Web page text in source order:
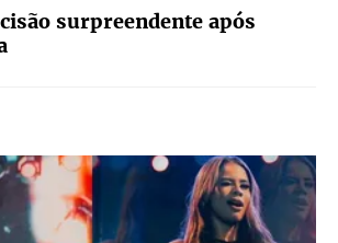
surpreendente após